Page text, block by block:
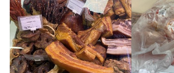
Предварительно звоните.
Так же можно сделать заказ на
lavkafermera.by/m/
Так же группа в вайбер: